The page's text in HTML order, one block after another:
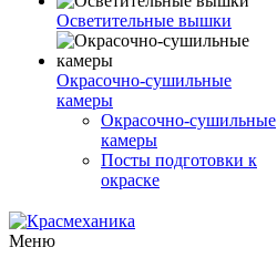
Осветительные вышки
Окрасочно-сушильные
камеры
Окрасочно-сушильные
камеры
Посты подготовки к
окраске
Меню